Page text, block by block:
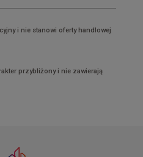
i nie stanowi oferty handlowej
przybliżony i nie zawierają